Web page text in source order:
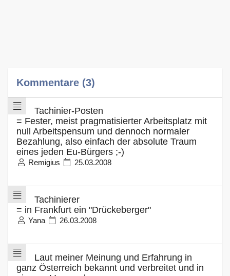
Kommentare (3)
Tachinier-Posten
= Fester, meist pragmatisierter Arbeitsplatz mit
null Arbeitspensum und dennoch normaler
Bezahlung, also einfach der absolute Traum
eines jeden Eu-Bürgers ;-)
Remigius 25.03.2008
Tachinierer
= in Frankfurt ein "Drückeberger"
Yana 26.03.2008
Laut meiner Meinung und Erfahrung in
ganz Österreich bekannt und verbreitet und in